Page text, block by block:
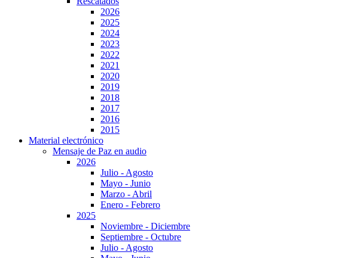
2026
2025
2024
2023
2022
2021
2020
2019
2018
2017
2016
2015
Material electrónico
Mensaje de Paz en audio
2026
Julio - Agosto
Mayo - Junio
Marzo - Abril
Enero - Febrero
2025
Noviembre - Diciembre
Septiembre - Octubre
Julio - Agosto